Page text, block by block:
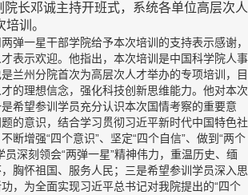
院长邓诚主持开班式，系统各单位高层次人
训。
一星干部学院给予本次培训的支持表示感谢，
表示欢迎。他指出，本次培训是中国科学院人事
兰州分院首次为高层次人才举办的专项培训，目
的理想信念，强化科技创新思维能力。他对本次
希望参训学员充分认识本次国情考察的重要意
的意识，结合学习贯彻习近平新时代中国特色社
断增强“四个意识”、坚定“四个自信”、做到“两个
员深刻领会“两弹一星”精神伟力，重温历史、缅
胸怀祖国、服务人民；三是希望参训学员深入思
，为全面实现习近平总书记对我院提出的“四个